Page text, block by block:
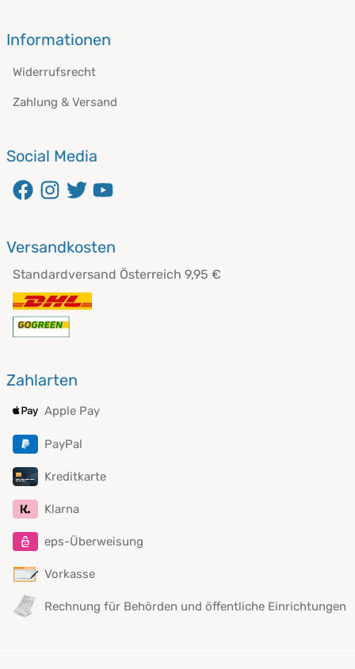
Informationen
Widerrufsrecht
Zahlung & Versand
Social Media
öffnet in neuem Fenster
öffnet in neuem Fenster
öffnet in neuem Fenster
Versandkosten
Standardversand Österreich 9,95 €
Zahlarten
Apple Pay
PayPal
Kreditkarte
Klarna
eps-Überweisung
Vorkasse
Rechnung für Behörden und öffentliche Einrichtungen